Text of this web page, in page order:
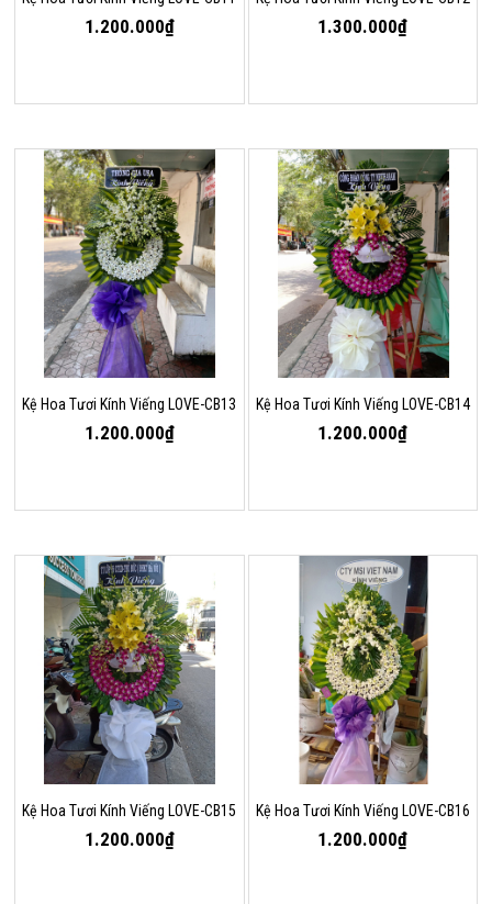
1.200.000₫ 1.300.000₫
Kệ Hoa Tươi Kính Viếng LOVE-CB13
1.200.000₫
Kệ Hoa Tươi Kính Viếng LOVE-CB14
1.200.000₫
Kệ Hoa Tươi Kính Viếng LOVE-CB15
1.200.000₫
Kệ Hoa Tươi Kính Viếng LOVE-CB16
1.200.000₫